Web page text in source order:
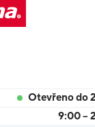
Otevřeno do
9:00 –